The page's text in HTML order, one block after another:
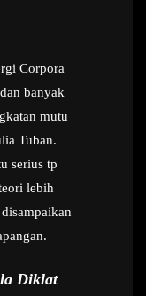
Corpora
banyak
mutu
Tuban.
serius tp
lebih
Diklat